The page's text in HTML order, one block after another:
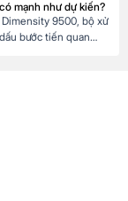
chỉ cải tiến giao
mạnh như dự kiến?
9500, bộ xử
bước tiến quan